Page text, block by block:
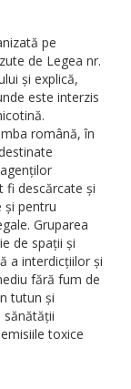
pe
de Legea nr.
și explică,
este interzis
română, în
fi descărcate și
și pentru
Gruparea
de spații și
a interdicțiilor și
fără fum de
tutun și
sănătății
toxice